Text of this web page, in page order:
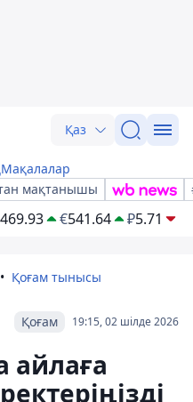
Қаз
Мақалалар
мақтанышы
469.93 €541.64 ₽5.71
Қоғам тынысы
19:15, 02 шілде 2026
Қоғам
айлаға